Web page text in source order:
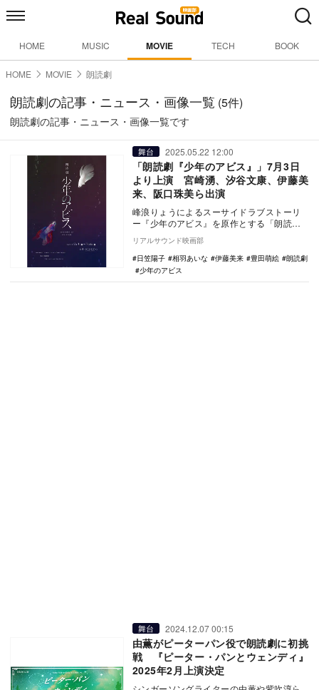
HOME MUSIC MOVIE TECH BOOK
HOME MOVIE 朗読劇
朗読劇の記事・ニュース・画像一覧 (5件)
朗読劇の記事・ニュース・画像一覧です
舞台 2025.05.22 12:00
「朗読劇『少年のアビス』」7月3日
より上演 宮崎湧、汐谷文康、伊藤美
来、阪口珠美ら出演
峰浪りょうによるスーサイドラブストーリ
ー『少年のアビス』を原作とする「朗読劇
『少年のアビス』presented by eeo S…
リアルサウンド映画部
日笠陽子
相羽あいな 伊藤美来 豊田萌絵
朗読劇
少年のアビス
舞台 2024.12.07 00:15
由薫がピーターパン役で朗読劇に初挑
戦 『ピーター・パンとウェンディ』
2025年2月上演決定